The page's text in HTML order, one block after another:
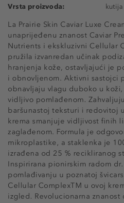
La Prairie Skin Caviar Luxe
unaprijeđenu znanost Caviar
Nutrients i ekskluzivni Cellular
pružila izvanredan učinak
hranjenja kože, ostavljajući je
i obnovljenom. Aktivni sastojci
obnavljaju vlagu duboko u
vidljivo pomlađenom.
baršunastoj teksturi i redovitoj
krema smanjuje vidljivost finih
zaglađenom. Formula je
mikroplastike, a staklenka je
izrađena od 25 % recikliranog
Inspirirana pionirskim radom dr.
pomlađivanju u poznatoj
Cellular ComplexTM u ovoj
izgled. Revolucionarna znanost
Vrsta proizvoda:
kutija